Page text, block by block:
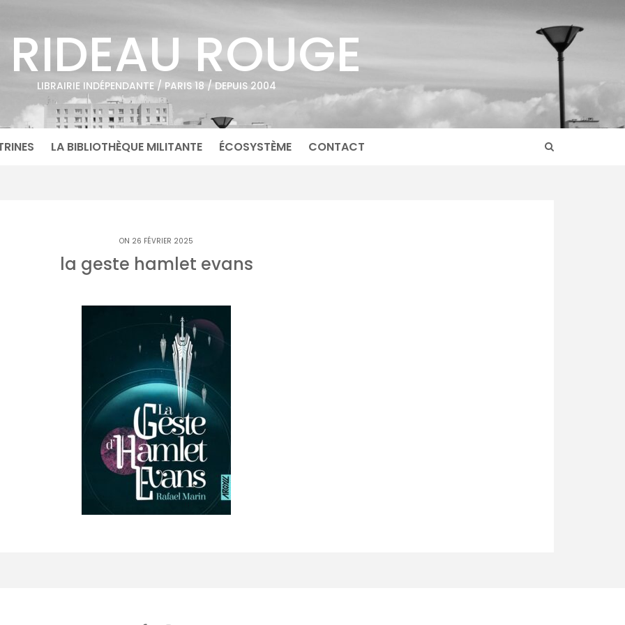
RIDEAU ROUGE
LIBRAIRIE INDÉPENDANTE / PARIS 18 / DEPUIS 2004
LA BIBLIOTHÈQUE MILITANTE ÉCOSYSTÈME CONTACT
ON 26 FÉVRIER 2025
la geste hamlet evans